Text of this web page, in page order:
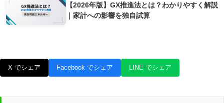
【2026年版】GX推進法とは？わかりやすく解説
｜家計への影響を独自試算
X でシェア Facebook でシェア LINE でシェア